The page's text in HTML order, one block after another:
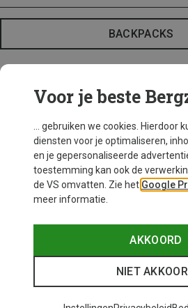
BACKPACKS
Voor je beste
... gebruiken we cookies. Hierdoor
diensten voor je optimaliseren,
en je gepersonaliseerde
toestemming kan ook de
de VS omvatten. Zie het Google
meer informatie.
AKKOORD
NIET